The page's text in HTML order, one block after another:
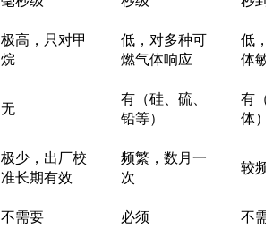
极高，只对甲
烷
低，对多种可
燃气体响应
低，
体敏
无
有（硅、硫、
铅等）
有（
体）
极少，出厂校
准长期有效
频繁，数月一
次
较频
不需要 必须 不需